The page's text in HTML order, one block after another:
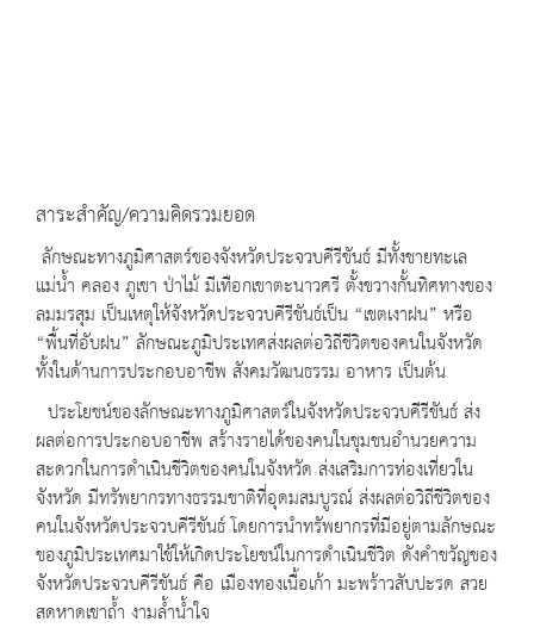
สาระสำคัญ/ความคิดรวมยอด
ลักษณะทางภูมิศาสตร์ของจังหวัดประจวบคีรีขันธ์ มีทั้งชายทะเล
แม่น้ำ คลอง ภูเขา ป่าไม้ มีเทือกเขาตะนาวศรี ตั้งขวางกั้นทิศทางของ
ลมมรสุม เป็นเหตุให้จังหวัดประจวบคีรีขันธ์เป็น “เขตเงาฝน” หรือ
“พื้นที่อับฝน” ลักษณะภูมิประเทศส่งผลต่อวิถีชีวิตของคนในจังหวัด
ทั้งในด้านการประกอบอาชีพ สังคมวัฒนธรรม อาหาร เป็นต้น
ประโยชน์ของลักษณะทางภูมิศาสตร์ในจังหวัดประจวบคีรีขันธ์ ส่ง
ผลต่อการประกอบอาชีพ สร้างรายได้ของคนในชุมชนอำนวยความ
สะดวกในการดำเนินชีวิตของคนในจังหวัด ส่งเสริมการท่องเที่ยวใน
จังหวัด มีทรัพยากรทางธรรมชาติที่อุดมสมบูรณ์ ส่งผลต่อวิถีชีวิตของ
คนในจังหวัดประจวบคีรีขันธ์ โดยการนำทรัพยากรที่มีอยู่ตามลักษณะ
ของภูมิประเทศมาใช้ให้เกิดประโยชน์ในการดำเนินชีวิต ดังคำขวัญของ
จังหวัดประจวบคีรีขันธ์ คือ เมืองทองเนื้อเก้า มะพร้าวสับปะรด สวย
สดหาดเขาถ้ำ งามล้ำน้ำใจ